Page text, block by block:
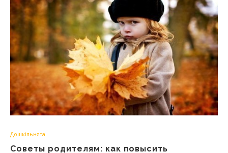
Дошкільнята
Советы родителям: как повысить